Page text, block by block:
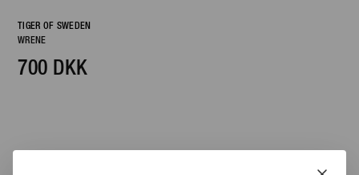
TIGER OF SWEDEN
WRENE
700 DKK